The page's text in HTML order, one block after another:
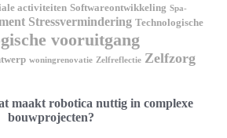
activiteiten Softwareontwikkeling Spa-
Stressvermindering Technologische
vooruitgang
woningrenovatie Zelfreflectie Zelfzorg
maakt robotica nuttig in complexe
bouwprojecten?